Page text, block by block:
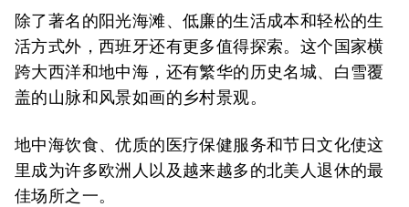
除了著名的阳光海滩、低廉的生活成本和轻松的生
活方式外，西班牙还有更多值得探索。这个国家横
跨大西洋和地中海，还有繁华的历史名城、白雪覆
盖的山脉和风景如画的乡村景观。
地中海饮食、优质的医疗保健服务和节日文化使这
里成为许多欧洲人以及越来越多的北美人退休的最
佳场所之一。